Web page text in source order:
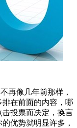
再像几年前那样，
在前面的内容，哪
投票而决定，换言
优势就明显许多，